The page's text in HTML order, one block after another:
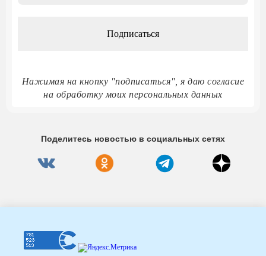
Нажимая на кнопку "подписаться", я даю согласие
на обработку моих персональных данных
Поделитесь новостью в социальных сетях